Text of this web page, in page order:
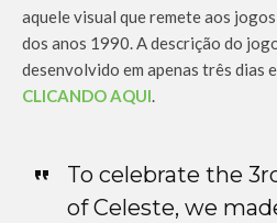
aquele visual que remete aos
dos anos 1990. A descrição do
desenvolvido em apenas três dias
CLICANDO AQUI.
To celebrate the
of Celeste, we